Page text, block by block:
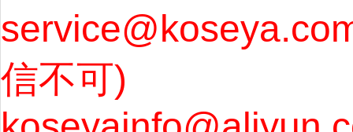
まで
信不可)